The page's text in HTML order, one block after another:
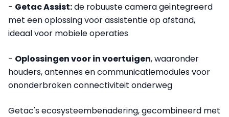
- Getac Assist:de robuuste camera geïntegreerd
met een oplossing voor assistentie op afstand,
ideaal voor mobiele operaties
- Oplossingen voor in voertuigen, waaronder
houders, antennes en communicatiemodules voor
ononderbroken connectiviteit onderweg
Getac's ecosysteembenadering, gecombineerd met